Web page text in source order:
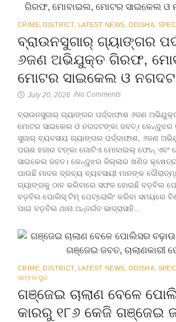
CRIME DISTRICT, LATEST NEWS ODISHA
ବ୍ରାଉନସୁଗାର୍ ଗ୍ୟାଙ୍ଗର
୬ଜଣ ଅଭିଯୁକ୍ତ ଗିରଫ,
ମୋଟର ସାଇକେଲ ଓ
July 20, 2026 /No Comments
ବ୍ରାଉନସୁଗାର୍ ଗ୍ୟାଙ୍ଗର ପର୍ଦ୍ଦାଫାଶ ୬ଜଣ
ମୋଟର ସାଇକେଲ ଓ ନଗଦଟଙ୍କା ଜବତ୍। କେନ୍ଦୁଝର
ସୁଗାର୍ ବ୍ୟବସାୟ ଗ୍ୟାଙ୍ଗର ପର୍ଦ୍ଦାଫାଶ, ୬ଜଣ
ପଚାଶ ହଜାର ଟଙ୍କା ଗୋଟିଏ ମୋବାଇଲ୍ ଫୋନ୍
ସାଇକେଲ ଜବତ। କେନ୍ଦୁଝର ଜିଲ୍ଲାର ଖଣିଜ
ପାଉଛି ମାଦକ ଦ୍ରବ୍ୟ ବ୍ୟବସାୟୀ ମାନଙ୍କ
ଗ୍ୟାଙ୍ଗକୁ ଠାବ କରିବାରେ ସଫଳ ହୋଇଛି ବଡ଼ବିଲ
ବଡ଼ବିଲ ପୋଲିସ୍ ଟିମ୍ ପେଟ୍ରୋଲିଂ କରିବା ସମୟରେ
ପାଇ ବଡ଼ବିଲ ଥାନା ଅନ୍ତର୍ଗତ ଭାଦ୍ରାସାହି...
CRIME DISTRICT, LATEST NEWS ODISHA
ସମ୍ବଲପୁର
ଗଞ୍ଜେଇ ଚାଲାଣ ବେଳେ
କାରରୁ ୧୮୬ କେଜି ଗଞ୍ଜେଇ